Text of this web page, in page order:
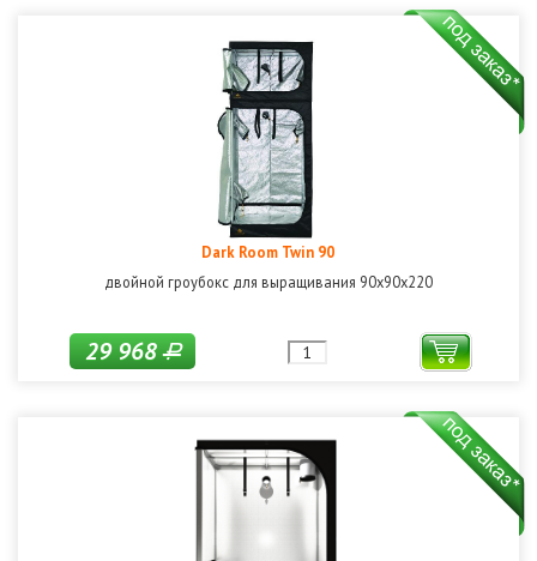
Dark Room Twin 90
двойной гроубокс для выращивания 90х90х220
29 968Р